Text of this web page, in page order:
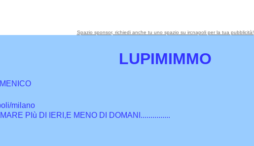
Spazio sponsor, richiedi anche tu uno spazio su ircnapoli per la tua pubblicità!
LUPIMIMMO
milano
PIù DI IERI,E MENO DI DOMANI...............